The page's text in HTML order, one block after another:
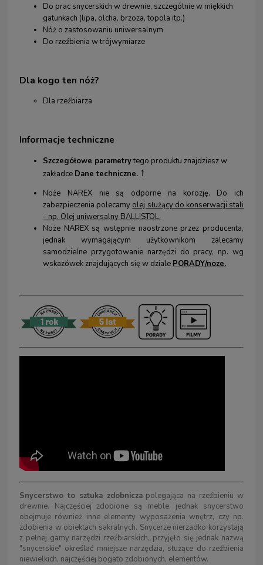
Do prac snycerskich w drewnie, szczególnie w miękkich
gatunkach (lipa, olcha, brzoza, topola itp.)
Nóż o zastosowaniu uniwersalnym
Do rzeźbienia w trójwymiarze
Dla kogo ten nóż?
Dla rzeźbiarza
Informacje techniczne
Szczegółowe parametrytego produktu znajdziesz w
zakładce Dane techniczne. ↑
Noże NAREX nie są odporne na korozję. Do ich
zabezpieczenia polecamy olej służący do konserwacji stali
- np. Olej uniwersalny BALLISTOL.
Noże NAREX są wstępnie naostrzone przez producenta,
jednak wymagającym użytkownikom zalecamy
samodzielne przygotowanie narzędzi do pracy, np. wg
wskazówek znajdujących się w dziale PORADY/noze.
Snycerstwo to sztuka zdobniczapolegająca na rzeźbieniu w
drewnie. Najczęściej zdobione są meble, jednak snycerstwo
obejmuje również inne elementy wyposażenia wnętrz, czy np.
zdobienia w obiektach sakralnych. Snycerze nierzadko korzystają
z pełnej gamy narzędzi rzeźbiarskich, przyjęło się jednak nazwą
"snycerskie" określać mniejsze narzędzia, służące do rzeźbienia
niewielkich, najczęściej bogato zdobionych, elementów.